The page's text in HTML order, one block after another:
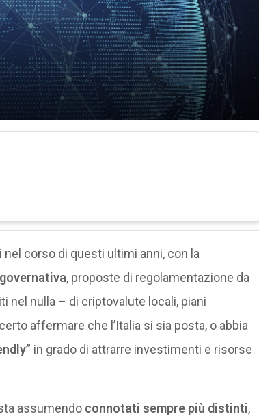
corso di questi ultimi anni, con la
, proposte di regolamentazione da
nel nulla – di criptovalute locali, piani
affermare che l’Italia si sia posta, o abbia
in grado di attrarre investimenti e risorse
assumendoconnotati sempre più distinti,